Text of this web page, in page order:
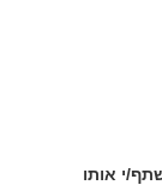
י אותו